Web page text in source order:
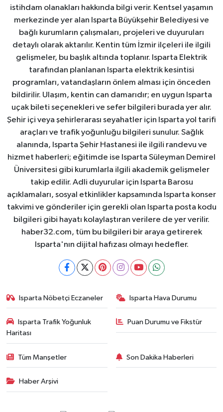
istihdam olanakları hakkında bilgi verir. Kentsel yaşamın
merkezinde yer alan Isparta Büyükşehir Belediyesi ve
bağlı kurumların çalışmaları, projeleri ve duyuruları
detaylı olarak aktarılır. Kentin tüm İzmir ilçeleri ile ilgili
gelişmeler, bu başlık altında toplanır. Isparta Elektrik
tarafından planlanan Isparta elektrik kesintisi
programları, vatandaşların önlem alması için önceden
bildirilir. Ulaşım, kentin can damarıdır; en uygun Isparta
uçak bileti seçenekleri ve sefer bilgileri burada yer alır.
Şehir içi veya şehirlerarası seyahatler için Isparta yol tarifi
araçları ve trafik yoğunluğu bilgileri sunulur. Sağlık
alanında, Isparta Şehir Hastanesi ile ilgili randevu ve
hizmet haberleri; eğitimde ise Isparta Süleyman Demirel
Üniversitesi gibi kurumlarla ilgili akademik gelişmeler
takip edilir. Adli duyurular için Isparta Barosu
açıklamaları, sosyal etkinlikler kapsamında Isparta konser
takvimi ve gönderiler için gerekli olan Isparta posta kodu
bilgileri gibi hayatı kolaylaştıran verilere de yer verilir.
haber32.com, tüm bu bilgileri bir araya getirerek
Isparta'nın dijital hafızası olmayı hedefler.
Isparta Nöbetçi Eczaneler Isparta Hava Durumu
Isparta Trafik Yoğunluk
Haritası
Puan Durumu ve Fikstür
Tüm Manşetler Son Dakika Haberleri
Haber Arşivi